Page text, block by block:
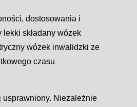
dostosowania i
składany wózek
wózek inwalidzki ze
czasu
usprawniony. Niezależnie